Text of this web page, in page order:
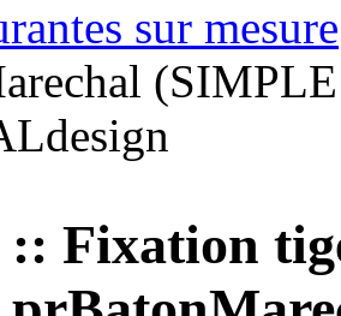
sur mesure
:: Fixation